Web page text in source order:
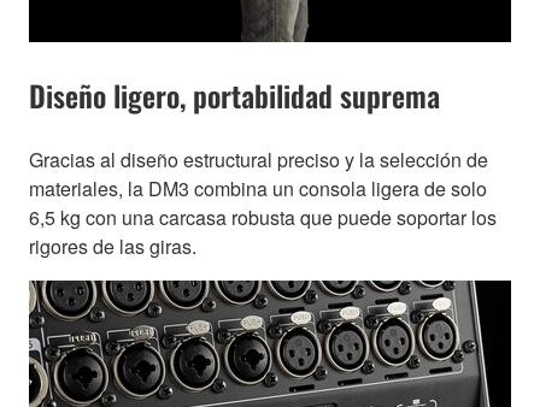
Diseño ligero, portabilidad suprema
Gracias al diseño estructural preciso y la selección de
materiales, la DM3 combina un consola ligera de solo
6,5 kg con una carcasa robusta que puede soportar los
rigores de las giras.